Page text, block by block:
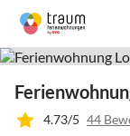
4.73/5 44